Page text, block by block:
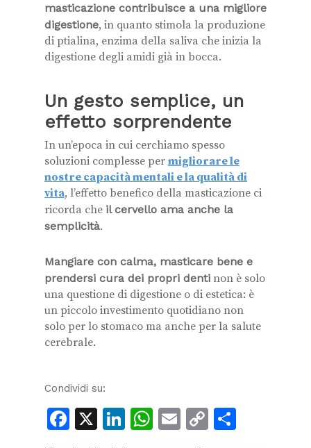
masticazione contribuisce a una migliore
digestione, in quanto stimola la produzione
di ptialina, enzima della saliva che inizia la
digestione degli amidi già in bocca.
Un gesto semplice, un
effetto sorprendente
In un’epoca in cui cerchiamo spesso
soluzioni complesse per migliorare le
nostre capacità mentali e la qualità di
vita, l’effetto benefico della masticazione ci
ricorda che il cervello ama anche la
semplicità.
Mangiare con calma, masticare bene e
prendersi cura dei propri denti non è solo
una questione di digestione o di estetica: è
un piccolo investimento quotidiano non
solo per lo stomaco ma anche per la salute
cerebrale.
Condividi su:
Facebook
X LinkedIn
WhatsApp
Email
Copy